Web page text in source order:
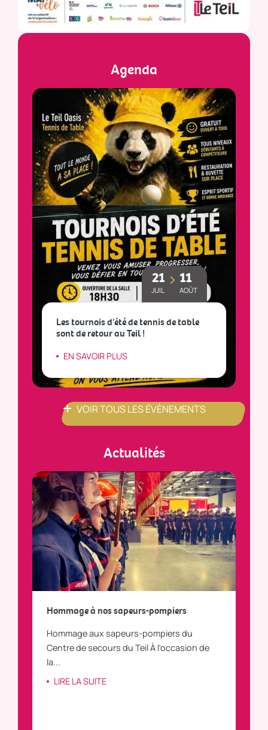
Agenda
21
JUIL
11
AOÛT
Les tournois d'été de tennis de table
sont de retour au Teil !
EN SAVOIR PLUS
VOIR TOUS LES ÉVÈNEMENTS
Actualités
Hommage à nos sapeurs-pompiers
Hommage aux sapeurs-pompiers du
Centre de secours du Teil À l'occasion de
la...
LIRE LA SUITE